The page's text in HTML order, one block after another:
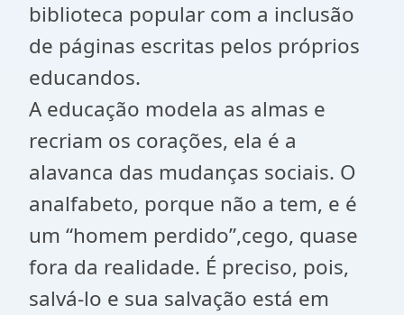
biblioteca popular com a inclusão
de páginas escritas pelos próprios
educandos.
A educação modela as almas e
recriam os corações, ela é a
alavanca das mudanças sociais. O
analfabeto, porque não a tem, e é
um “homem perdido”,cego, quase
fora da realidade. É preciso, pois,
salvá-lo e sua salvação está em